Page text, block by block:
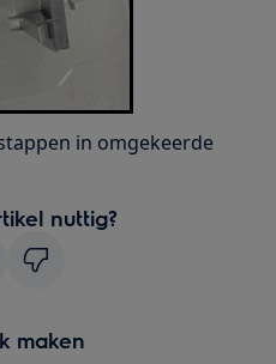
in omgekeerde
nuttig?
maken